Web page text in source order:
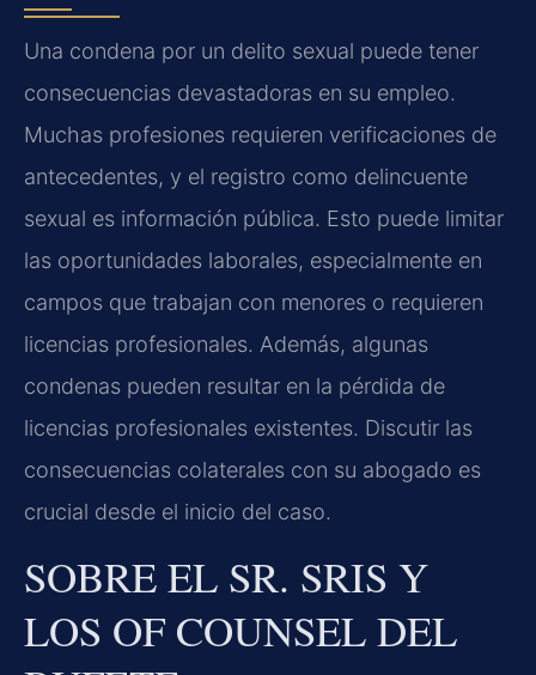
Una condena por un delito sexual puede tener
consecuencias devastadoras en su empleo.
Muchas profesiones requieren verificaciones de
antecedentes, y el registro como delincuente
sexual es información pública. Esto puede limitar
las oportunidades laborales, especialmente en
campos que trabajan con menores o requieren
licencias profesionales. Además, algunas
condenas pueden resultar en la pérdida de
licencias profesionales existentes. Discutir las
consecuencias colaterales con su abogado es
crucial desde el inicio del caso.
SOBRE EL SR. SRIS Y
LOS OF COUNSEL DEL